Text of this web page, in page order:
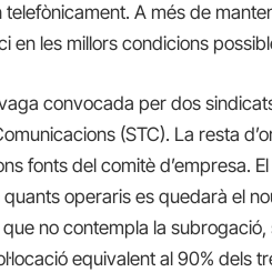
A més de
en les millors condicions
convocada per dos
(STC). La resta
fonts del comitè d’empresa.
operaris es quedarà el
no contempla la
equivalent al 90% dels